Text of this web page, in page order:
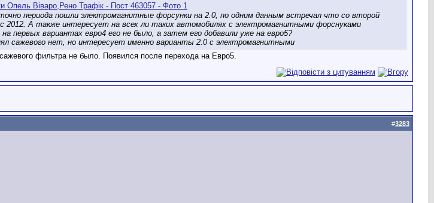
периода пошли электромагнитные форсунки на 2.0, по одним данным встречал что со второй
2012. А также интересует на всех ли таких автомобилях с электромагнитными форснуками
первых вариантах евро4 его не было, а затем его добавили уже на евро5?
сажевого нет, но интересует именно варианты 2.0 с электромагнитными
фильтра не было. Появился после перехода на Евро5.
#3283